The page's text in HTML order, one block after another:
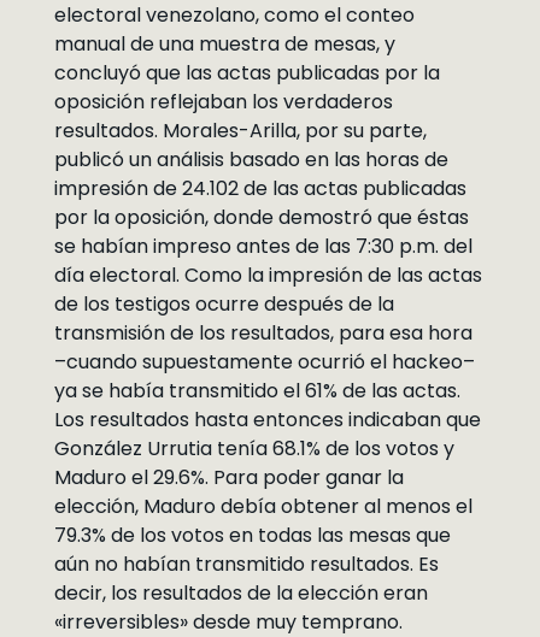
electoral venezolano, como el conteo
manual de una muestra de mesas, y
concluyó que las actas publicadas por la
oposición reflejaban los verdaderos
resultados. Morales-Arilla, por su parte,
publicó un análisis basado en las horas de
impresión de 24.102 de las actas publicadas
por la oposición, donde demostró que éstas
se habían impreso antes de las 7:30 p.m. del
día electoral. Como la impresión de las actas
de los testigos ocurre después de la
transmisión de los resultados, para esa hora
–cuando supuestamente ocurrió el hackeo–
ya se había transmitido el 61% de las actas.
Los resultados hasta entonces indicaban que
González Urrutia tenía 68.1% de los votos y
Maduro el 29.6%. Para poder ganar la
elección, Maduro debía obtener al menos el
79.3% de los votos en todas las mesas que
aún no habían transmitido resultados. Es
decir, los resultados de la elección eran
«irreversibles» desde muy temprano.